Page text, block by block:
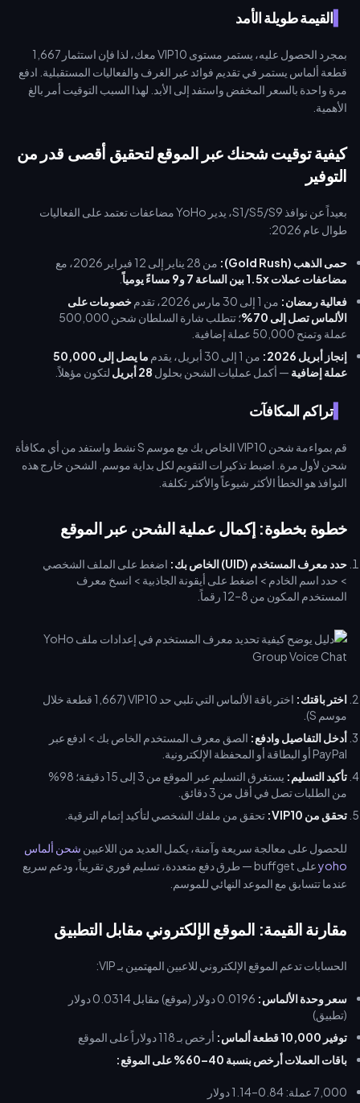
القيمة طويلة الأمد
بمجرد الحصول عليه، يستمر مستوى VIP10 معك، لذا فإن استثمار 1,667
قطعة ألماس يستمر في تقديم فوائد عبر الغرف والفعاليات المستقبلية. ادفع
مرة واحدة بالسعر المخفض واستفد إلى الأبد. لهذا السبب التوقيت أمر بالغ
الأهمية.
كيفية توقيت شحنك عبر الموقع لتحقيق أقصى قدر من
التوفير
بعيداً عن نوافذ S1/S5/S9، يدير YoHo مضاعفات تعتمد على الفعاليات
طوال عام 2026:
حمى الذهب (Gold Rush):
من 28 يناير إلى 12 فبراير 2026، مع
مضاعفات عملات 1.5x بين الساعة 7 و9 مساءً يومياً
.
فعالية رمضان: من 1 إلى 30 مارس 2026، تقدم
خصومات على
الألماس تصل إلى 70%
؛ تتطلب شارة السلطان شحن 500,000
عملة وتمنح 50,000 عملة إضافية.
إنجاز أبريل 2026:
من 1 إلى 30 أبريل، يقدم
ما يصل إلى 50,000
عملة إضافية — أكمل عمليات الشحن بحلول 28 أبريل لتكون مؤهلاً.
تراكم المكافآت
قم بمواءمة شحن VIP10 الخاص بك مع موسم S نشط واستفد من أي مكافأة
شحن لأول مرة. اضبط تذكيرات التقويم لكل بداية موسم. الشحن خارج هذه
النوافذ هو الخطأ الأكثر شيوعاً والأكثر تكلفة.
خطوة بخطوة: إكمال عملية الشحن عبر الموقع
حدد معرف المستخدم (UID) الخاص بك:
اضغط على الملف الشخصي
> حدد اسم الخادم > اضغط على أيقونة الجاذبية > انسخ معرف
المستخدم المكون من 8–12 رقماً.
اختر باقتك:
اختر باقة الألماس التي تلبي حد VIP10 (1,667 قطعة خلال
موسم S).
أدخل التفاصيل وادفع: الصق معرف المستخدم الخاص بك > ادفع عبر
PayPal أو البطاقة أو المحفظة الإلكترونية.
تأكيد التسليم:
يستغرق التسليم عبر الموقع من 3 إلى 15 دقيقة؛ 98%
من الطلبات تصل في أقل من 3 دقائق.
تحقق من VIP10:
تحقق من ملفك الشخصي لتأكيد إتمام الترقية.
للحصول على معالجة سريعة وآمنة، يكمل العديد من اللاعبين شحن ألماس
yoho
على buffget — طرق دفع متعددة، تسليم فوري تقريباً، ودعم سريع
عندما تتسابق مع الموعد النهائي للموسم.
مقارنة القيمة: الموقع الإلكتروني مقابل التطبيق
الحسابات تدعم الموقع الإلكتروني للاعبين المهتمين بـ VIP:
سعر وحدة الألماس:
0.0196 دولار (موقع) مقابل 0.0314 دولار
(تطبيق)
توفير 10,000 قطعة ألماس:
أرخص بـ 118 دولاراً على الموقع
باقات العملات أرخص بنسبة 40–60% على الموقع:
7,000 عملة: 0.84–1.14 دولار